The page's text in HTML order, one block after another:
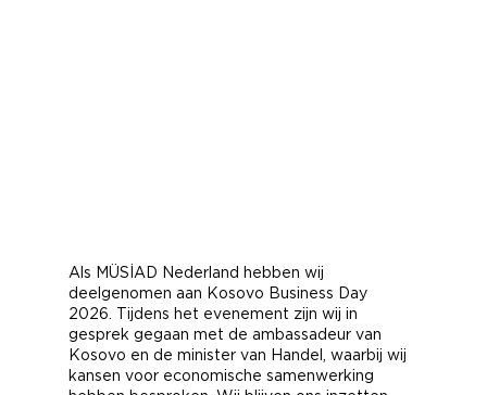
Als MÜSİAD Nederland hebben wij
deelgenomen aan Kosovo Business Day
2026. Tijdens het evenement zijn wij in
gesprek gegaan met de ambassadeur van
Kosovo en de minister van Handel, waarbij wij
kansen voor economische samenwerking